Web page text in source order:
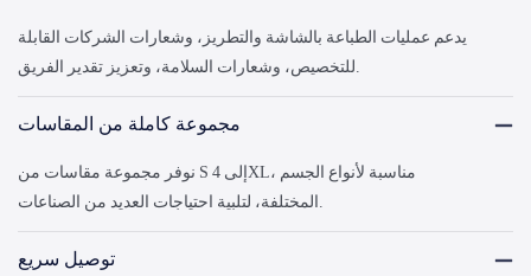
يدعم عمليات الطباعة بالشاشة والتطريز، وشعارات الشركات القابلة
مجموعة كاملة من المقاسات
نوفر مجموعة مقاسات من S إلى 4XL، مناسبة لأنواع الجسم
توصيل سريع